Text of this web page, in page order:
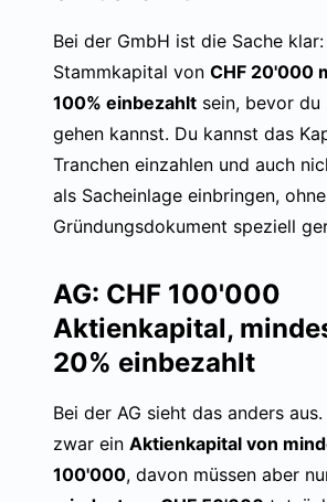
Bei der GmbH ist die Sache
Stammkapital von CHF 20'000
100% einbezahlt sein, bevor
gehen kannst. Du kannst das
Tranchen einzahlen und auch
als Sacheinlage einbringen,
Gründungsdokument speziell
AG: CHF 100'000
Aktienkapital,
20% einbezahlt
Bei der AG sieht das anders
zwar ein Aktienkapital von
100'000, davon müssen aber